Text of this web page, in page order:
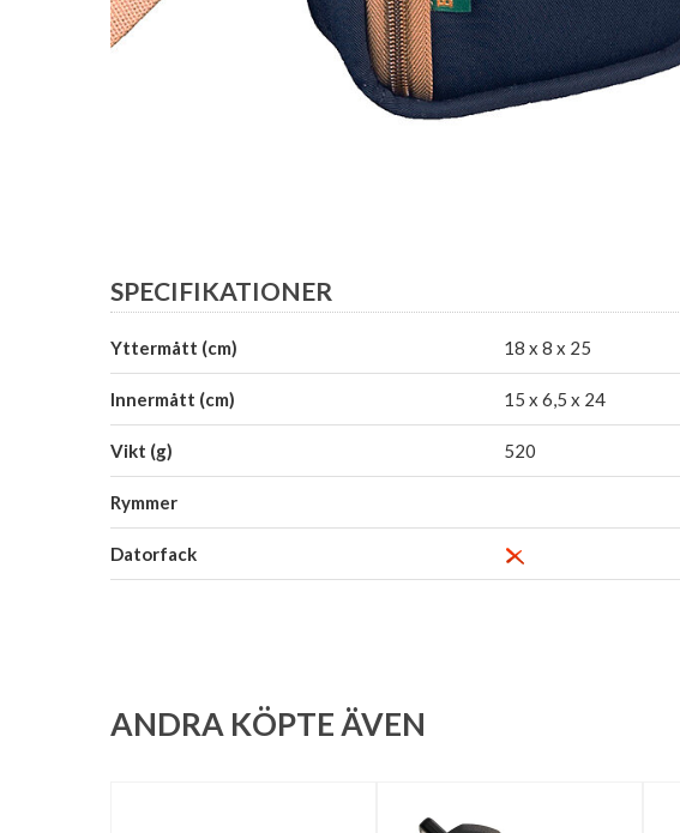
SPECIFIKATIONER
Yttermått (cm) 18 x 8 x 25
Innermått (cm) 15 x 6,5 x 24
Vikt (g) 520
Rymmer
Datorfack
ANDRA KÖPTE ÄVEN